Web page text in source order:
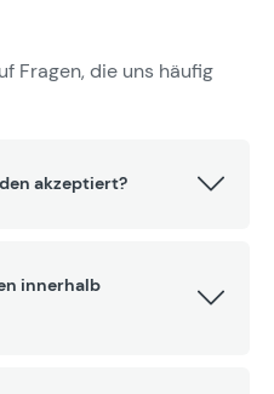
Fragen, die uns häufig
akzeptiert?
innerhalb